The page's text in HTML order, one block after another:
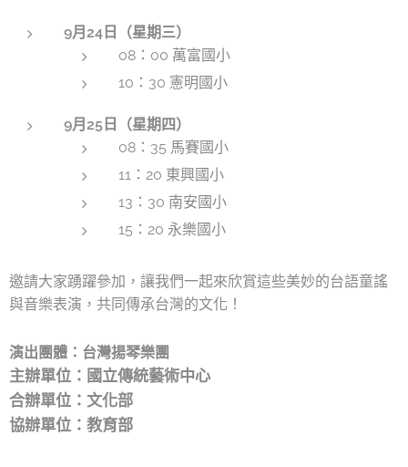
9月24日（星期三）
08：00 萬富國小
10：30 憲明國小
9月25日（星期四）
08：35 馬賽國小
11：20 東興國小
13：30 南安國小
15：20 永樂國小
邀請大家踴躍參加，讓我們一起來欣賞這些美妙的台語童謠
與音樂表演，共同傳承台灣的文化！
演出團體： 台灣揚琴樂團
主辦單位：國立傳統藝術中心
合辦單位：文化部
協辦單位：教育部